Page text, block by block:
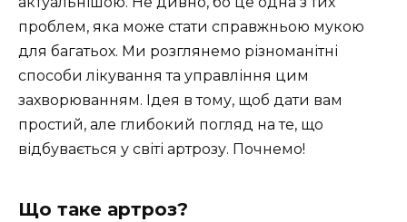
проблем, яка може стати справжньою мукою
для багатьох. Ми розглянемо різноманітні
способи лікування та управління цим
захворюванням. Ідея в тому, щоб дати вам
простий, але глибокий погляд на те, що
відбувається у світі артрозу. Почнемо!
Що таке артроз?